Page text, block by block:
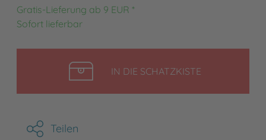
Gratis-Lieferung ab 9 EUR *
Sofort lieferbar
IN DIE SCHATZKISTELEGEN
Teilen